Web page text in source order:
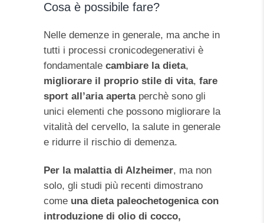
Cosa è possibile fare?
Nelle demenze in generale, ma anche in
tutti i processi cronicodegenerativi è
fondamentale cambiare la dieta,
migliorare il proprio stile di vita, fare
sport all’aria apertaperchè sono gli
unici elementi che possono migliorare la
vitalità del cervello, la salute in generale
e ridurre il rischio di demenza.
Per la malattia di Alzheimer, ma non
solo, gli studi più recenti dimostrano
come una dieta paleochetogenica con
introduzione di olio di cocco,